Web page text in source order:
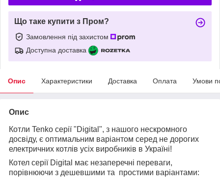
Що таке купити з Пром?
Замовлення під захистом
Доступна доставка
Опис Характеристики Доставка Оплата Умови
Опис
Котли Tenko серії "Digital", з нашого нескромного
досвіду, є оптимальним варіантом серед не дорогих
електричних котлів усіх виробників в Україні!
Котел серії Digital має незаперечні переваги,
порівнюючи з дешевшими та простими варіантами: